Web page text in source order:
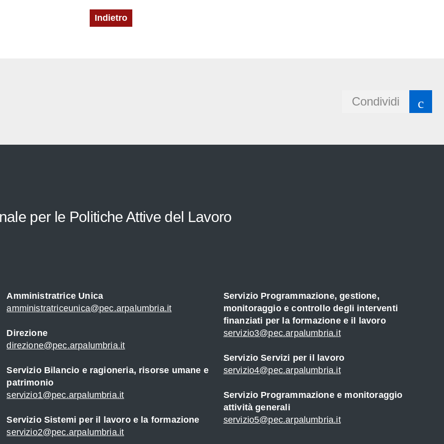
Indietro
Condividi
per le Politiche Attive del Lavoro
Amministratrice Unica
amministratriceunica@pec.arpalumbria.it
Direzione
direzione@pec.arpalumbria.it
Servizio Bilancio e ragioneria, risorse umane e
patrimonio
servizio1@pec.arpalumbria.it
Servizio Sistemi per il lavoro e la formazione
servizio2@pec.arpalumbria.it
Servizio Programmazione, gestione,
monitoraggio e controllo degli interventi
finanziati per la formazione e il lavoro
servizio3@pec.arpalumbria.it
Servizio Servizi per il lavoro
servizio4@pec.arpalumbria.it
Servizio Programmazione e monitoraggio
attività generali
servizio5@pec.arpalumbria.it